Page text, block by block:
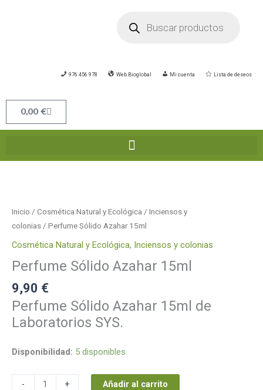
productos
976 456 978 Web Bioglobal Mi cuenta Lista de deseos
0,00 €Carrito
Inicio / Cosmética Natural y Ecológica / Inciensos y
colonias / Perfume Sólido Azahar 15ml
Cosmética Natural y Ecológica, Inciensos y colonias
Perfume Sólido Azahar 15ml
9,90 €
Perfume Sólido Azahar 15ml de
Laboratorios SYS.
Disponibilidad: 5 disponibles
-
Azahar
15ml
+ Añadir al carrito